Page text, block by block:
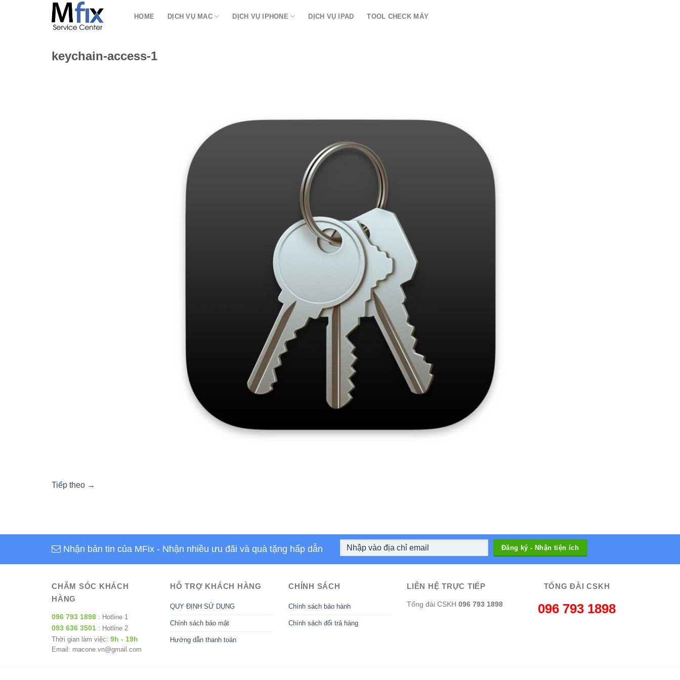
HOME DỊCH VỤ MAC DỊCH VỤ IPHONE DỊCH VỤ IPAD TOOL CHECK MÁY
keychain-access-1
Tiếp theo →
Nhận bản tin của MFix - Nhận nhiều ưu đãi và quà tặng hấp dẫn
CHĂM SÓC KHÁCH
HÀNG
096 793 1898 : Hotline 1
093 636 3501 : Hotline 2
Thời gian làm việc: 9h - 19h
Email: macone.vn@gmail.com
HỖ TRỢ KHÁCH HÀNG
QUY ĐỊNH SỬ DỤNG
Chính sách bảo mật
Hướng dẫn thanh toán
CHÍNH SÁCH
Chính sách bảo hành
Chính sách đổi trả hàng
LIÊN HỆ TRỰC TIẾP
Tổng đài CSKH 096 793 1898
TỔNG ĐÀI CSKH
096 793 1898